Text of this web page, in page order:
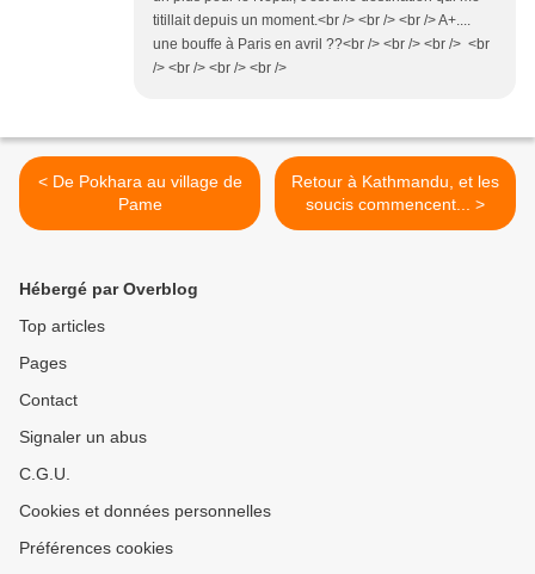
titillait depuis un moment.<br /> <br /> <br /> A+....
une bouffe à Paris en avril ??<br /> <br /> <br /> <br
/> <br /> <br /> <br />
< De Pokhara au village de
Pame
Retour à Kathmandu, et les
soucis commencent... >
Hébergé par Overblog
Top articles
Pages
Contact
Signaler un abus
C.G.U.
Cookies et données personnelles
Préférences cookies